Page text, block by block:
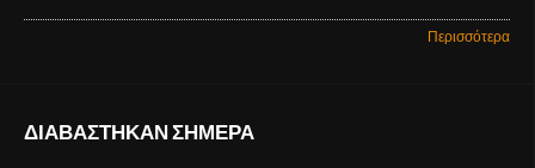
Περισσότερα
ΔΙΑΒΑΣΤΗΚΑΝ ΣΗΜΕΡΑ